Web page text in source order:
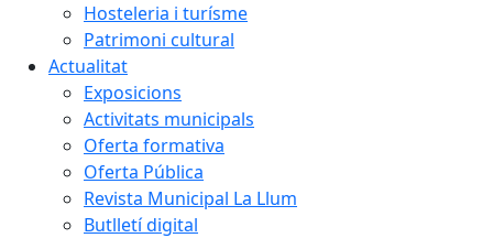
Hosteleria i turísme
Patrimoni cultural
Actualitat
Exposicions
Activitats municipals
Oferta formativa
Oferta Pública
Revista Municipal La Llum
Butlletí digital